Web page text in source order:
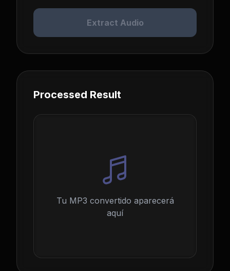
Extract Audio
Processed Result
Tu MP3 convertido aparecerá
aquí